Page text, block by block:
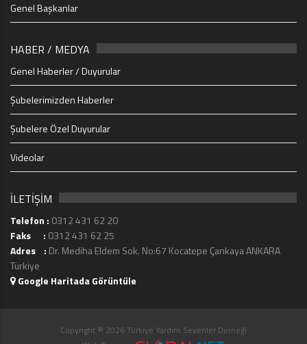
Genel Başkanlar
HABER / MEDYA
Genel Haberler / Duyurular
Şubelerimizden Haberler
Şubelere Özel Duyurular
Videolar
İLETİŞİM
Telefon : 0312 431 62 20
Faks : 0312 431 62 25
Adres : Dr. Mediha Eldem Sok. No:67 Kocatepe Çankaya ANKARA
Türkiye
Google Haritada Görüntüle
Copyright © 2026 Türkiye Yardım Sevenler Derneği